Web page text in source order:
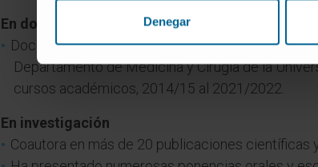
Denegar
En docencia
Docente en formación continuada como
Departamento de Medicina y Cirugía de la
cursos académicos, 2014/15 al 2021/2022.
En investigación
Coautora en más de 20 publicaciones científicas